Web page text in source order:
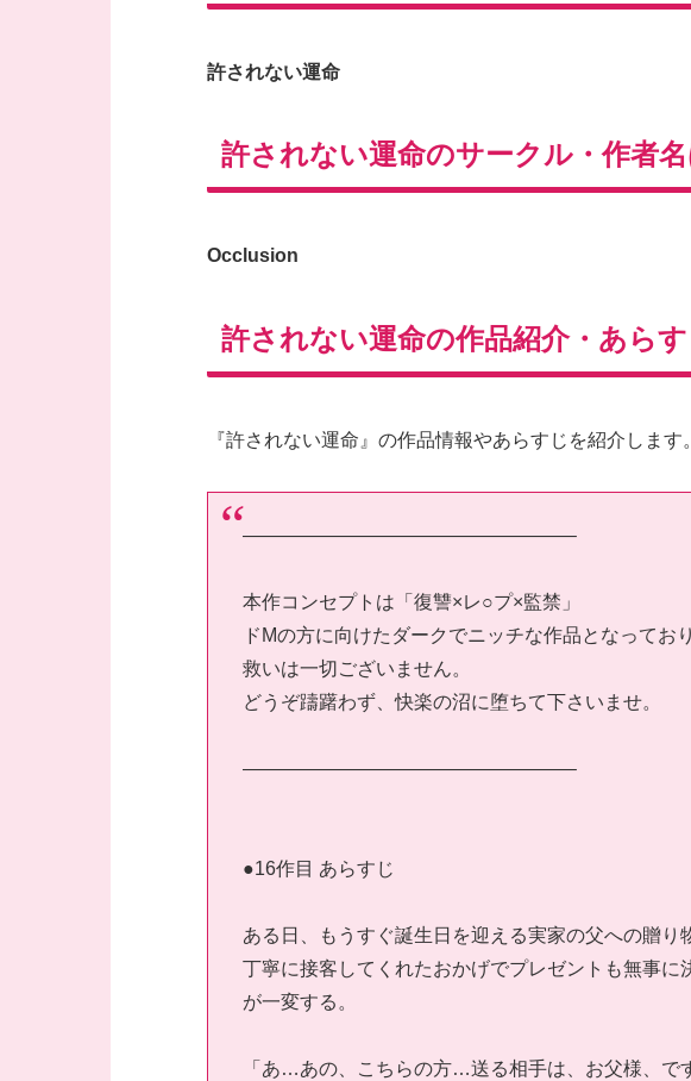
許されない運命
許されない運命のサークル・作者名
Occlusion
許されない運命の作品紹介・あらす
『許されない運命』の作品情報やあらすじを紹介します。
—————————————————–
本作コンセプトは「復讐×レ○プ×監禁」
ドMの方に向けたダークでニッチな作品となってお
救いは一切ございません。
どうぞ躊躇わず、快楽の沼に堕ちて下さいませ。
—————————————————–
●16作目 あらすじ
ある日、もうすぐ誕生日を迎える実家の父への贈り
丁寧に接客してくれたおかげでプレゼントも無事
が一変する。
「あ…あの、こちらの方…送る相手は、お父様、で